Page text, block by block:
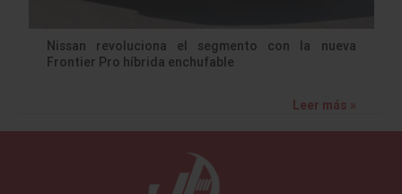
Nissan revoluciona el segmento con la nueva
Frontier Pro híbrida enchufable
Leer más »